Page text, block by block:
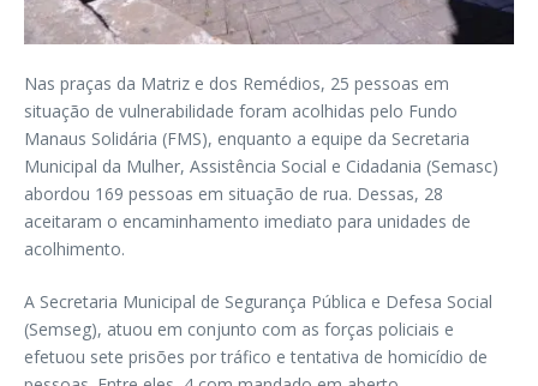
Nas praças da Matriz e dos Remédios, 25 pessoas em
situação de vulnerabilidade foram acolhidas pelo Fundo
Manaus Solidária (FMS), enquanto a equipe da Secretaria
Municipal da Mulher, Assistência Social e Cidadania (Semasc)
abordou 169 pessoas em situação de rua. Dessas, 28
aceitaram o encaminhamento imediato para unidades de
acolhimento.
A Secretaria Municipal de Segurança Pública e Defesa Social
(Semseg), atuou em conjunto com as forças policiais e
efetuou sete prisões por tráfico e tentativa de homicídio de